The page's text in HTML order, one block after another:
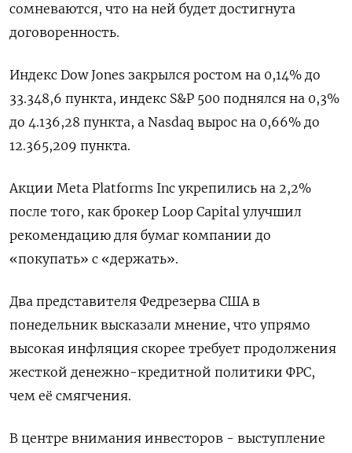
сомневаются, что на ней будет достигнута
договоренность.
Индекс Dow Jones закрылся ростом на 0,14% до
33.348,6 пункта, индекс S&P 500 поднялся на 0,3%
до 4.136,28 пункта, а ​Nasdaq вырос на 0,66% до
12.365,209 пункта.
Акции Meta Platforms Inc укрепились на 2,2%
после того, как брокер Loop Capital улучшил
рекомендацию для бумаг компании до
«покупать» с «держать».
Два представителя Федрезерва США в
понедельник высказали мнение, что упрямо
высокая инфляция скорее требует продолжения
жесткой денежно-кредитной политики ФРС,
чем её смягчения.
В центре внимания инвесторов - выступление